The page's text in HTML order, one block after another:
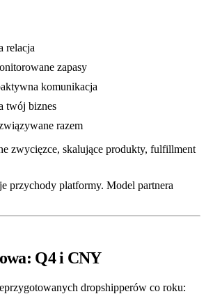
relacja
zapasy
komunikacja
twój biznes
razem
zwycięzce, skalujące produkty, fulfillment
przychody platformy. Model partnera
Q4 i CNY
dropshipperów co roku: